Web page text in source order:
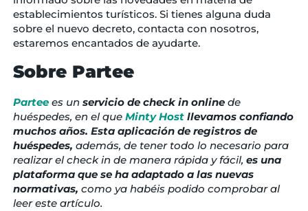
establecimientos turísticos. Si tienes alguna duda
sobre el nuevo decreto, contacta con nosotros,
estaremos encantados de ayudarte.
Sobre Partee
Parteees un servicio de check in onlinede
huéspedes, en el que Minty Host llevamos confiando
muchos años. Esta aplicación de registros de
huéspedes, además, de tener todo lo necesario para
realizar el check in de manera rápida y fácil, es una
plataforma que se ha adaptado a las nuevas
normativas, como ya habéis podido comprobar al
leer este artículo.